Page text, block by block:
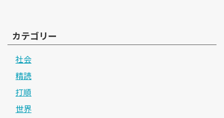
カテゴリー
社会
精読
打順
世界